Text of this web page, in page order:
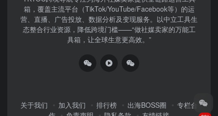
箱，覆盖主流平台（TikTok/YouTube/Facebook等）​的运
营、直播、广告投放、数据分析及变现服务。以中立工具生
态整合行业资源，降低跨境门槛——“做社媒卖家的万能工
具箱，让全球生意更高效。”
关于我们 加入我们 排行榜 出海BOSS圈
专栏合